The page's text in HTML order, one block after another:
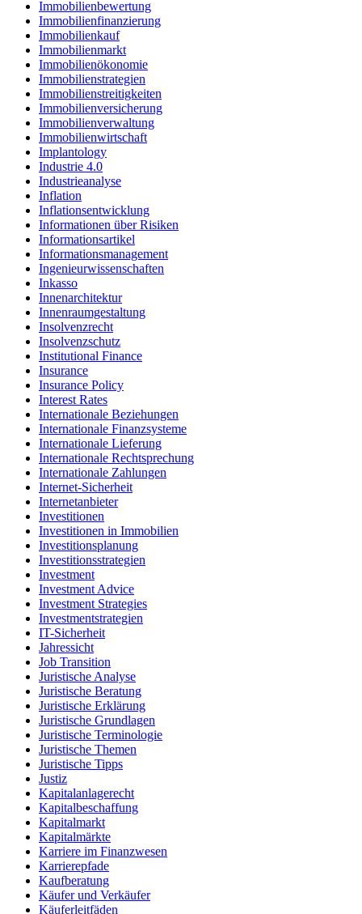
Immobilienbewertung
Immobilienfinanzierung
Immobilienkauf
Immobilienmarkt
Immobilienökonomie
Immobilienstrategien
Immobilienstreitigkeiten
Immobilienversicherung
Immobilienverwaltung
Immobilienwirtschaft
Implantology
Industrie 4.0
Industrieanalyse
Inflation
Inflationsentwicklung
Informationen über Risiken
Informationsartikel
Informationsmanagement
Ingenieurwissenschaften
Inkasso
Innenarchitektur
Innenraumgestaltung
Insolvenzrecht
Insolvenzschutz
Institutional Finance
Insurance
Insurance Policy
Interest Rates
Internationale Beziehungen
Internationale Finanzsysteme
Internationale Lieferung
Internationale Rechtsprechung
Internationale Zahlungen
Internet-Sicherheit
Internetanbieter
Investitionen
Investitionen in Immobilien
Investitionsplanung
Investitionsstrategien
Investment
Investment Advice
Investment Strategies
Investmentstrategien
IT-Sicherheit
Jahressicht
Job Transition
Juristische Analyse
Juristische Beratung
Juristische Erklärung
Juristische Grundlagen
Juristische Terminologie
Juristische Themen
Juristische Tipps
Justiz
Kapitalanlagerecht
Kapitalbeschaffung
Kapitalmarkt
Kapitalmärkte
Karriere im Finanzwesen
Karrierepfade
Kaufberatung
Käufer und Verkäufer
Käuferleitfäden